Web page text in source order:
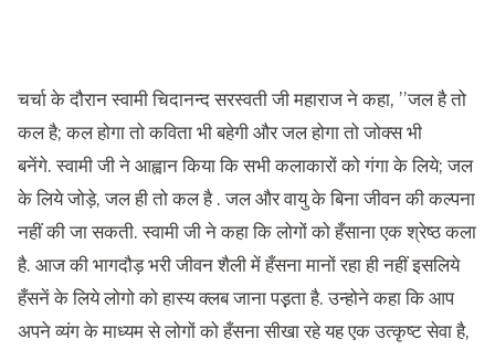
चर्चा के दौरान स्वामी चिदानन्द सरस्वती जी महाराज ने कहा, ’’जल है तो
कल है; कल होगा तो कविता भी बहेगी और जल होगा तो जोक्स भी
बनेंगे. स्वामी जी ने आह्वान किया कि सभी कलाकारों को गंगा के लिये; जल
के लिये जोड़े, जल ही तो कल है . जल और वायु के बिना जीवन की कल्पना
नहीं की जा सकती. स्वामी जी ने कहा कि लोगों को हँसाना एक श्रेष्ठ कला
है. आज की भागदौड़ भरी जीवन शैली में हँसना मानों रहा ही नहीं इसलिये
हँसनें के लिये लोगो को हास्य क्लब जाना पड़़ता है. उन्होने कहा कि आप
अपने व्यंग के माध्यम से लोगों को हँसना सीखा रहे यह एक उत्कृष्ट सेवा है,